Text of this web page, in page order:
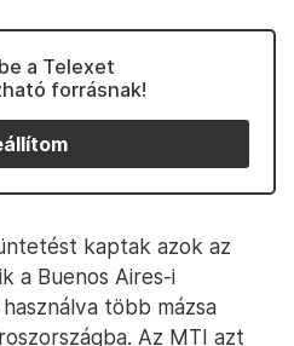
a Telexet
forrásnak!
kaptak azok az
a Buenos Aires-i
több mázsa
Az MTI azt